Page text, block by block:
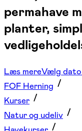
permahave
planter,
Læs mereVælg
FOF Herning
Kurser
Natur og udeliv